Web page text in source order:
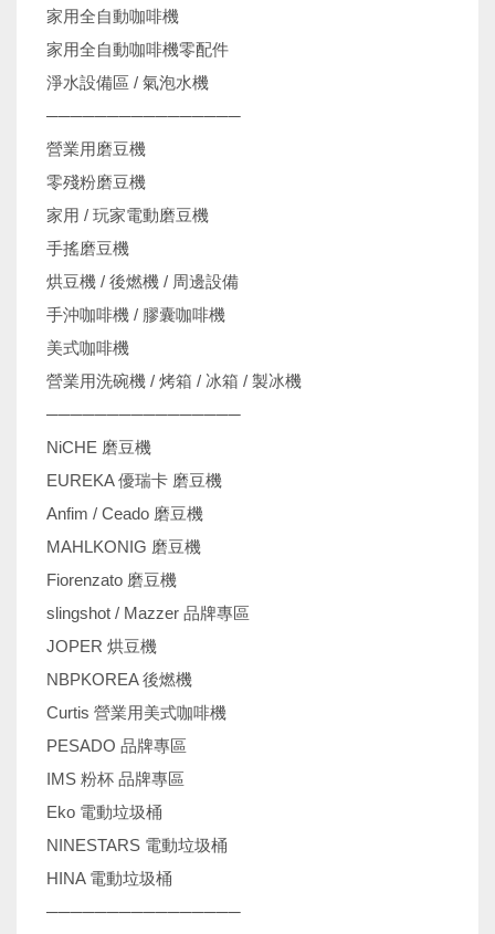
家用全自動咖啡機
家用全自動咖啡機零配件
淨水設備區 / 氣泡水機
────────────────
營業用磨豆機
零殘粉磨豆機
家用 / 玩家電動磨豆機
手搖磨豆機
烘豆機 / 後燃機 / 周邊設備
手沖咖啡機 / 膠囊咖啡機
美式咖啡機
營業用洗碗機 / 烤箱 / 冰箱 / 製冰機
────────────────
NiCHE 磨豆機
EUREKA 優瑞卡 磨豆機
Anfim / Ceado 磨豆機
MAHLKONIG 磨豆機
Fiorenzato 磨豆機
slingshot / Mazzer 品牌專區
JOPER 烘豆機
NBPKOREA 後燃機
Curtis 營業用美式咖啡機
PESADO 品牌專區
IMS 粉杯 品牌專區
Eko 電動垃圾桶
NINESTARS 電動垃圾桶
HINA 電動垃圾桶
────────────────